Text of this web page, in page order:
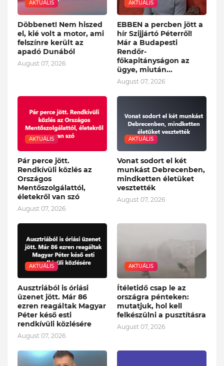
AKTUÁLIS
Döbbenet! Nem hiszed
el, kié volt a motor, ami
felszínre került az
apadó Dunából
August 07, 2026
AKTUÁLIS
EBBEN a percben jött a
hír Szijjártó Péterről!
Már a Budapesti
Rendőr-
főkapitányságon az
ügye, miután...
August 07, 2026
AKTUÁLIS
Pár perce jött.
Rendkívüli közlés az
Országos
Mentőszolgálattól,
életekről van szó
August 07, 2026
AKTUÁLIS
Vonat sodort el két
munkást Debrecenben,
mindketten életüket
vesztették
August 07, 2026
AKTUÁLIS
Ausztriából is óriási
üzenet jött. Már 86
ezren reagáltak Magyar
Péter késő esti
rendkívüli közlésére
August 07, 2026
AKTUÁLIS
Ítéletidő csap le az
országra pénteken:
mutatjuk, hol kell
felkészülni a pusztításra
August 07, 2026